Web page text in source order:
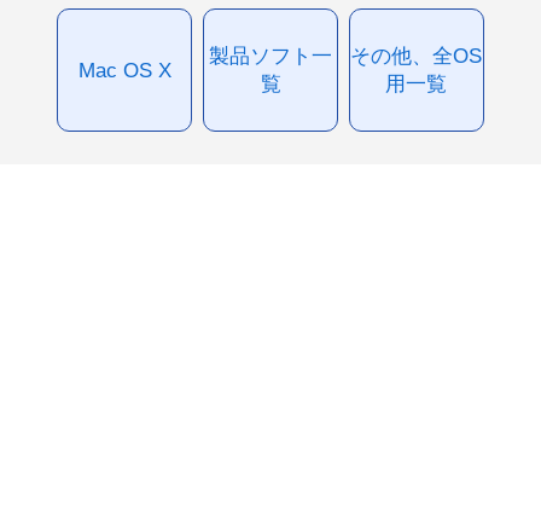
Mac OS X
製品ソフト一
覧
その他、全OS
用一覧